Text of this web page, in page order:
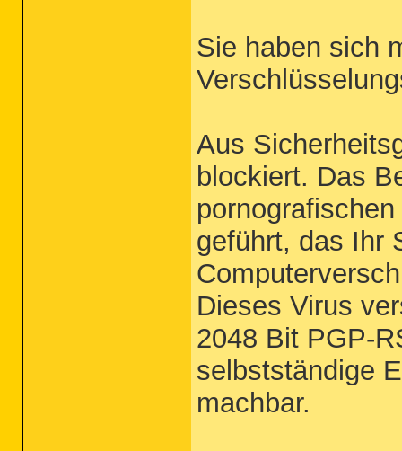
Sie haben sich
Aus
blockiert. Das
geführt, das Ihr
Dieses Virus
2048 Bit PGP-
selbstständige
machbar.